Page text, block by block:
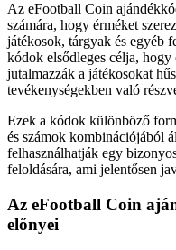
Az eFootball Coin
számára, hogy érméket
játékosok, tárgyak és egyéb
kódok elsődleges célja, hogy
jutalmazzák a játékosokat
tevékenységekben való
Ezek a kódok különböző
és számok kombinációjából
felhasználhatják egy
feloldására, ami jelentősen
Az eFootball Coin
előnyei